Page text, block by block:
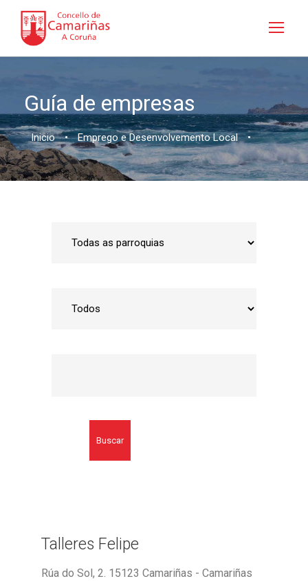
Guía de empresas
Inicio • Emprego e Desenvolvemento Local •
Buscar
Talleres Felipe
Rúa do Sol, 2. 15123 Camariñas - Camariñas